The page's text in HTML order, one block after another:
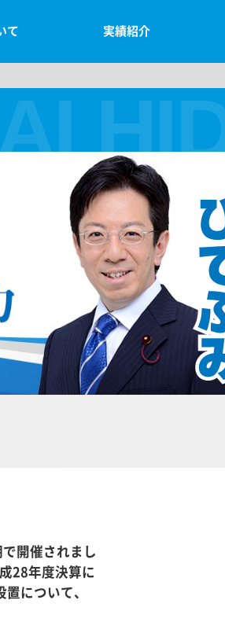
て 実績紹介
開催されまし
28年度決算に
について、